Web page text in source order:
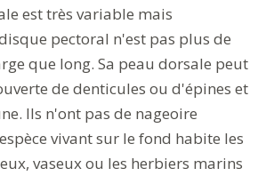
est très variable mais
pectoral n'est pas plus de
que long. Sa peau dorsale peut
de denticules ou d'épines et
Ils n'ont pas de nageoire
vivant sur le fond habite les
vaseux ou les herbiers marins